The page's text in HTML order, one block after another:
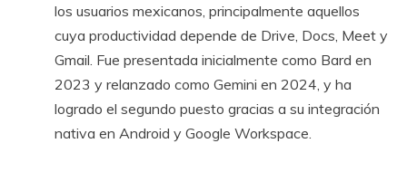
los usuarios mexicanos, principalmente aquellos
cuya productividad depende de Drive, Docs, Meet y
Gmail. Fue presentada inicialmente como Bard en
2023 y relanzado como Gemini en 2024, y ha
logrado el segundo puesto gracias a su integración
nativa en Android y Google Workspace.